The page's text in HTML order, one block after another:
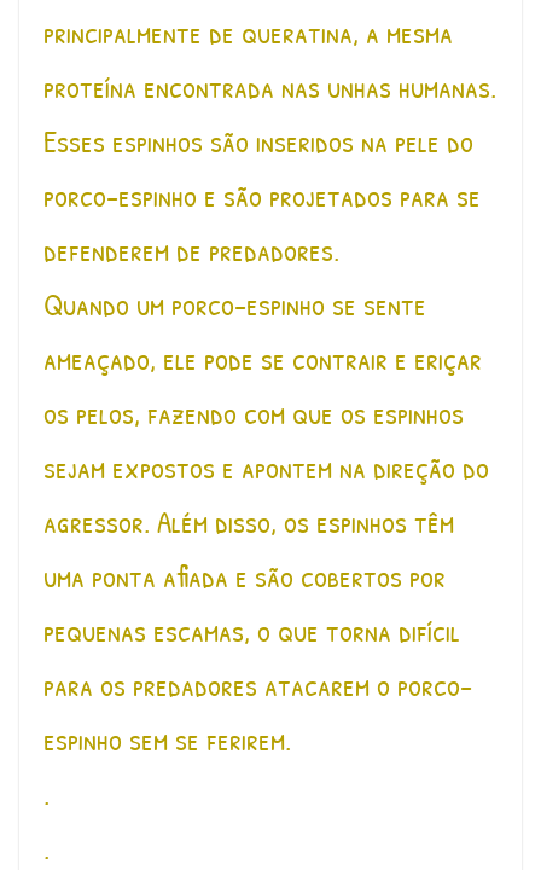
principalmente de queratina, a mesma
proteína encontrada nas unhas humanas.
Esses espinhos são inseridos na pele do
porco-espinho e são projetados para se
defenderem de predadores.
Quando um porco-espinho se sente
ameaçado, ele pode se contrair e eriçar
os pelos, fazendo com que os espinhos
sejam expostos e apontem na direção do
agressor. Além disso, os espinhos têm
uma ponta afiada e são cobertos por
pequenas escamas, o que torna difícil
para os predadores atacarem o porco-
espinho sem se ferirem.
.
.